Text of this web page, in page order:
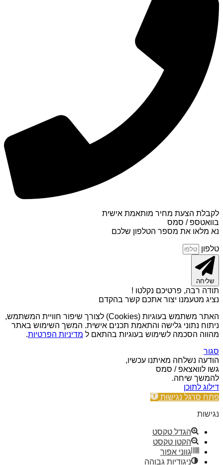
לקבלת הצעת מחיר מותאמת אישית
בוואטספ / סמס
נא מלאו את מספר הטלפון שלכם
טלפון
שליחה
תודה רבה, פרטיכם נקלטו !
נציג מטעמנו יצור אתכם קשר בהקדם
האתר משתמש בעוגיות (Cookies) לצורך שיפור חוויית המשתמש,
ניתוח נתוני גלישה והתאמת תכנים אישית. המשך השימוש באתר
מהווה הסכמה לשימוש בעוגיות בהתאם ל מדיניות הפרטיות.
סגור
הודעה נשלחה מאיתנו עכשיו,
גשו לוואצאפ / סמס
להמשך שיחה.
דילוג לתוכן
פתח סרגל נגישות
נגישות
הגדל טקסט
הקטן טקסט
גווני אפור
ניגודיות גבוהה